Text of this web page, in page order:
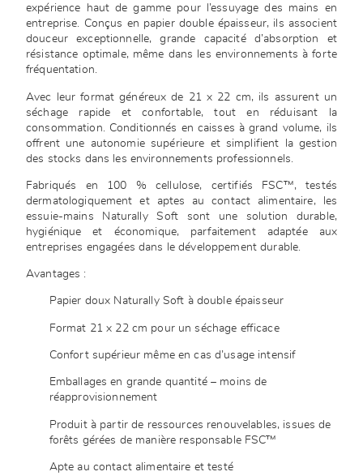
expérience haut de gamme pour l’essuyage des mains en
entreprise. Conçus en papier double épaisseur, ils associent
douceur exceptionnelle, grande capacité d’absorption et
résistance optimale, même dans les environnements à forte
fréquentation.
Avec leur format généreux de 21 x 22 cm, ils assurent un
séchage rapide et confortable, tout en réduisant la
consommation. Conditionnés en caisses à grand volume, ils
offrent une autonomie supérieure et simplifient la gestion
des stocks dans les environnements professionnels.
Fabriqués en 100 % cellulose, certifiés FSC™, testés
dermatologiquement et aptes au contact alimentaire, les
essuie-mains Naturally Soft sont une solution durable,
hygiénique et économique, parfaitement adaptée aux
entreprises engagées dans le développement durable.
Avantages :
Papier doux Naturally Soft à double épaisseur
Format 21 x 22 cm pour un séchage efficace
Confort supérieur même en cas d’usage intensif
Emballages en grande quantité – moins de
réapprovisionnement
Produit à partir de ressources renouvelables, issues de
forêts gérées de manière responsable FSC™
Apte au contact alimentaire et testé